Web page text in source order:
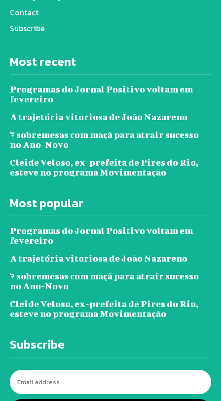
Contact
Subscribe
Most recent
Programas do Jornal Positivo voltam em
fevereiro
A trajetória vitoriosa de João Nazareno
7 sobremesas com maçã para atrair sucesso
no Ano-Novo
Cleide Veloso, ex-prefeita de Pires do Rio,
esteve no programa Movimentação
Most popular
Programas do Jornal Positivo voltam em
fevereiro
A trajetória vitoriosa de João Nazareno
7 sobremesas com maçã para atrair sucesso
no Ano-Novo
Cleide Veloso, ex-prefeita de Pires do Rio,
esteve no programa Movimentação
Subscribe